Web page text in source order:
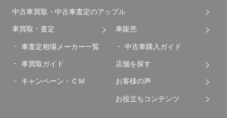
中古車買取・中古車査定のアップル
車買取・査定
車査定相場メーカー一覧
車買取ガイド
キャンペーン・ＣＭ
車販売
中古車購入ガイド
店舗を探す
お客様の声
お役立ちコンテンツ